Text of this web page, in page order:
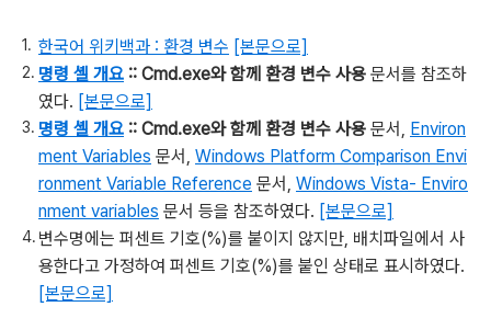
한국어 위키백과 : 환경 변수 [본문으로]
명령 셸 개요 :: Cmd.exe와 함께 환경 변수 사용 문서를 참조하
였다. [본문으로]
명령 셸 개요 :: Cmd.exe와 함께 환경 변수 사용 문서, Environ
ment Variables 문서, Windows Platform Comparison Envi
ronment Variable Reference 문서, Windows Vista- Enviro
nment variables 문서 등을 참조하였다. [본문으로]
변수명에는 퍼센트 기호(%)를 붙이지 않지만, 배치파일에서 사
용한다고 가정하여 퍼센트 기호(%)를 붙인 상태로 표시하였다.
[본문으로]